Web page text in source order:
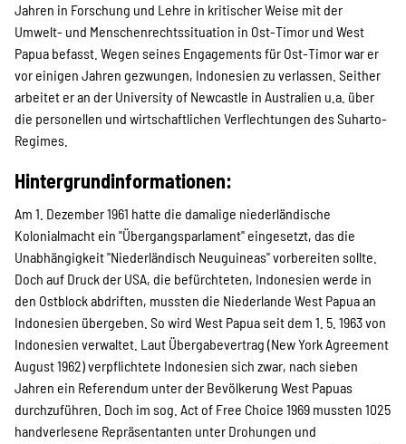
Jahren in Forschung und Lehre in kritischer Weise mit der
Umwelt- und Menschenrechtssituation in Ost-Timor und West
Papua befasst. Wegen seines Engagements für Ost-Timor war er
vor einigen Jahren gezwungen, Indonesien zu verlassen. Seither
arbeitet er an der University of Newcastle in Australien u.a. über
die personellen und wirtschaftlichen Verflechtungen des Suharto-
Regimes.
Hintergrundinformationen:
Am 1. Dezember 1961 hatte die damalige niederländische
Kolonialmacht ein "Übergangsparlament" eingesetzt, das die
Unabhängigkeit "Niederländisch Neuguineas" vorbereiten sollte.
Doch auf Druck der USA, die befürchteten, Indonesien werde in
den Ostblock abdriften, mussten die Niederlande West Papua an
Indonesien übergeben. So wird West Papua seit dem 1. 5. 1963 von
Indonesien verwaltet. Laut Übergabevertrag (New York Agreement
August 1962) verpflichtete Indonesien sich zwar, nach sieben
Jahren ein Referendum unter der Bevölkerung West Papuas
durchzuführen. Doch im sog. Act of Free Choice 1969 mussten 1025
handverlesene Repräsentanten unter Drohungen und